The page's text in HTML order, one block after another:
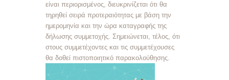
είναι περιορισμένος, διευκρινίζεται ότι θα
τηρηθεί σειρά προτεραιότητας με βάση την
ημερομηνία και την ώρα καταγραφής της
δήλωσης συμμετοχής. Σημειώνεται, τέλος, ότι
στους συμμετέχοντες και τις συμμετέχουσες
θα δοθεί πιστοποιητικό παρακολούθησης.